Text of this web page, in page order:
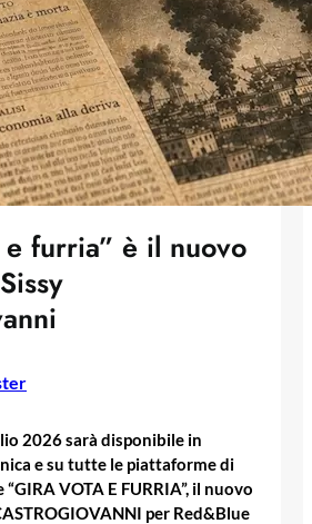
e furria” è il nuovo
2026 sarà disponibile in
e su tutte le piattaforme di
VOTA E FURRIA”, il nuovo
per Red&Blue